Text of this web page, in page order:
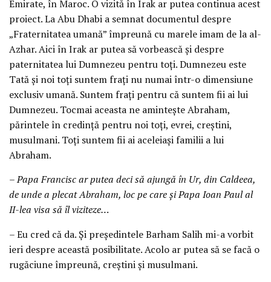
Emirate, în Maroc. O vizită în Irak ar putea continua acest
proiect. La Abu Dhabi a semnat documentul despre
„Fraternitatea umană” împreună cu marele imam de la al-
Azhar. Aici în Irak ar putea să vorbească și despre
paternitatea lui Dumnezeu pentru toți. Dumnezeu este
Tată și noi toți suntem frați nu numai într-o dimensiune
exclusiv umană. Suntem frați pentru că suntem fii ai lui
Dumnezeu. Tocmai aceasta ne amintește Abraham,
părintele în credință pentru noi toți, evrei, creștini,
musulmani. Toți suntem fii ai aceleiași familii a lui
Abraham.
– Papa Francisc ar putea deci să ajungă în Ur, din Caldeea,
de unde a plecat Abraham, loc pe care și Papa Ioan Paul al
II-lea visa să îl viziteze…
– Eu cred că da. Și președintele Barham Salih mi-a vorbit
ieri despre această posibilitate. Acolo ar putea să se facă o
rugăciune împreună, creștini și musulmani.